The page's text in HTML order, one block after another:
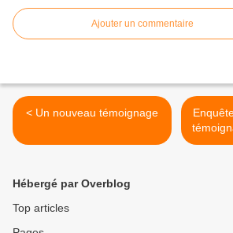
Ajouter un commentaire
< Un nouveau témoignage
Hébergé par Overblog
Top articles